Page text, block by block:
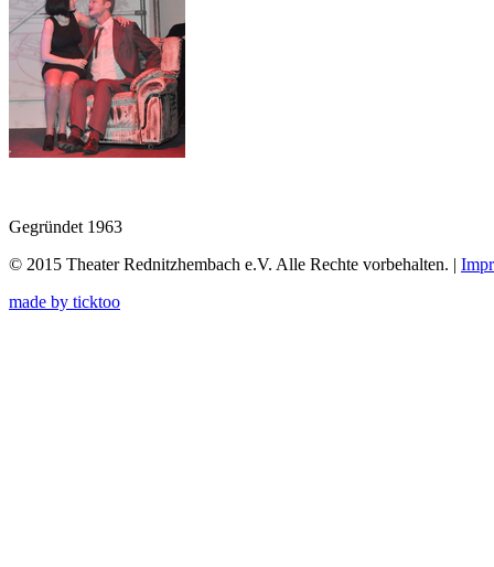
Gegründet 1963
© 2015 Theater Rednitzhembach e.V. Alle Rechte vorbehalten. |
made by ticktoo